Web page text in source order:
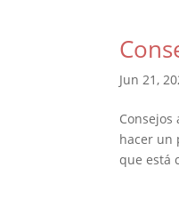
Jun 21,
hacer un
que está